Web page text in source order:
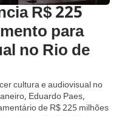
R$ 225
para
no Rio de
cultura e audiovisual no
Eduardo Paes,
de R$ 225 milhões